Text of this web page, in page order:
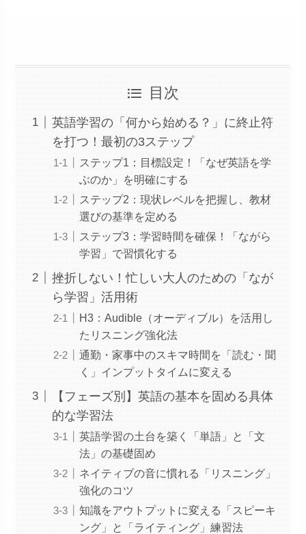
目次
英語学習の「何から始める？」に終止符
を打つ！最初の3ステップ
ステップ1：目標設定！「なぜ英語を学
ぶのか」を明確にする
ステップ2：現状レベルを把握し、教材
選びの基準を定める
ステップ3：学習時間を確保！「ながら
学習」で習慣化する
挫折しない！忙しい大人のための「なが
ら学習」活用術
H3：Audible（オーディブル）を活用し
たリスニング強化法
通勤・家事中のスキマ時間を「読む・聞
く」インプットタイムに変える
【フェーズ別】英語の基本を固める具体
的な学習法
英語学習の土台を築く「単語」と「文
法」の基礎固め
ネイティブの音に慣れる「リスニング」
強化のコツ
知識をアウトプットに変える「スピーキ
ング」と「ライティング」練習法